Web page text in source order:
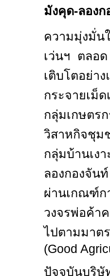
มังคุด-ลองก
ความมุ่งมั่น
เว่นฯ ตลอด
เติบโตอย่า
กระจายเม็
กลุ่มเกษตร
วิสาหกิจชุ
กลุ่มบ้านเ
ลองกองจั
ผ่านเกณฑ์ก
วงจรพ่อค้
ไปตามมาต
(Good
ปัจจุบันบริ